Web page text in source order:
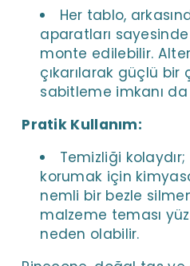
Her tablo,
aparatları
monte edilebilir.
çıkarılarak güçlü
sabitleme imkanı
Pratik Kullanım:
Temizliği
korumak için
nemli bir bezle
malzeme teması
neden olabilir.